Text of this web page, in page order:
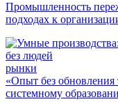
Промышленность
подходах к
рынки
«Опыт без обновления
системному